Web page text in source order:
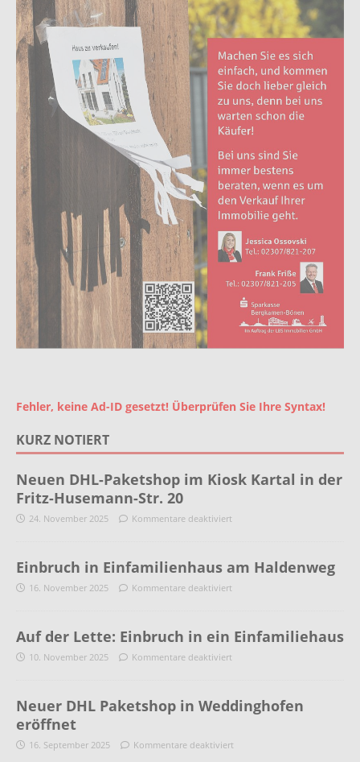
Fehler, keine Ad-ID gesetzt! Überprüfen Sie Ihre Syntax!
KURZ NOTIERT
Neuen DHL-Paketshop im Kiosk Kartal in der
Fritz-Husemann-Str. 20
24. November 2025 Kommentare deaktiviert
Einbruch in Einfamilienhaus am Haldenweg
16. November 2025 Kommentare deaktiviert
Auf der Lette: Einbruch in ein Einfamiliehaus
10. November 2025 Kommentare deaktiviert
Neuer DHL Paketshop in Weddinghofen
eröffnet
16. September 2025 Kommentare deaktiviert